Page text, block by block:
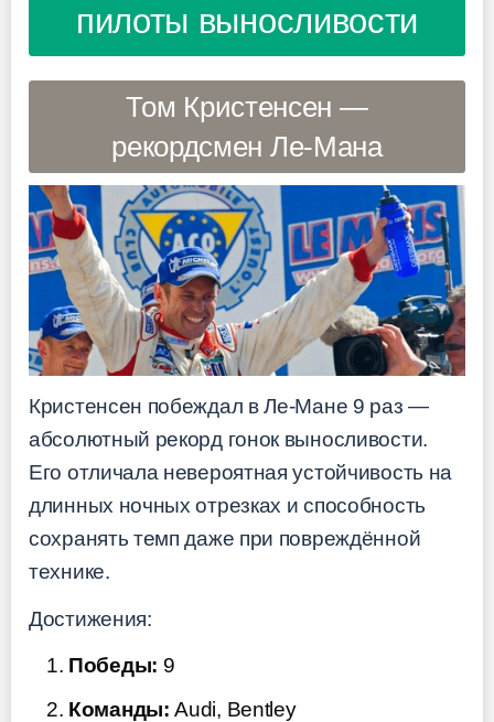
пилоты выносливости
Том Кристенсен —
рекордсмен Ле-Мана
Кристенсен побеждал в Ле-Мане 9 раз —
абсолютный рекорд гонок выносливости.
Его отличала невероятная устойчивость на
длинных ночных отрезках и способность
сохранять темп даже при повреждённой
технике.
Достижения:
Победы: 9
Команды: Audi, Bentley